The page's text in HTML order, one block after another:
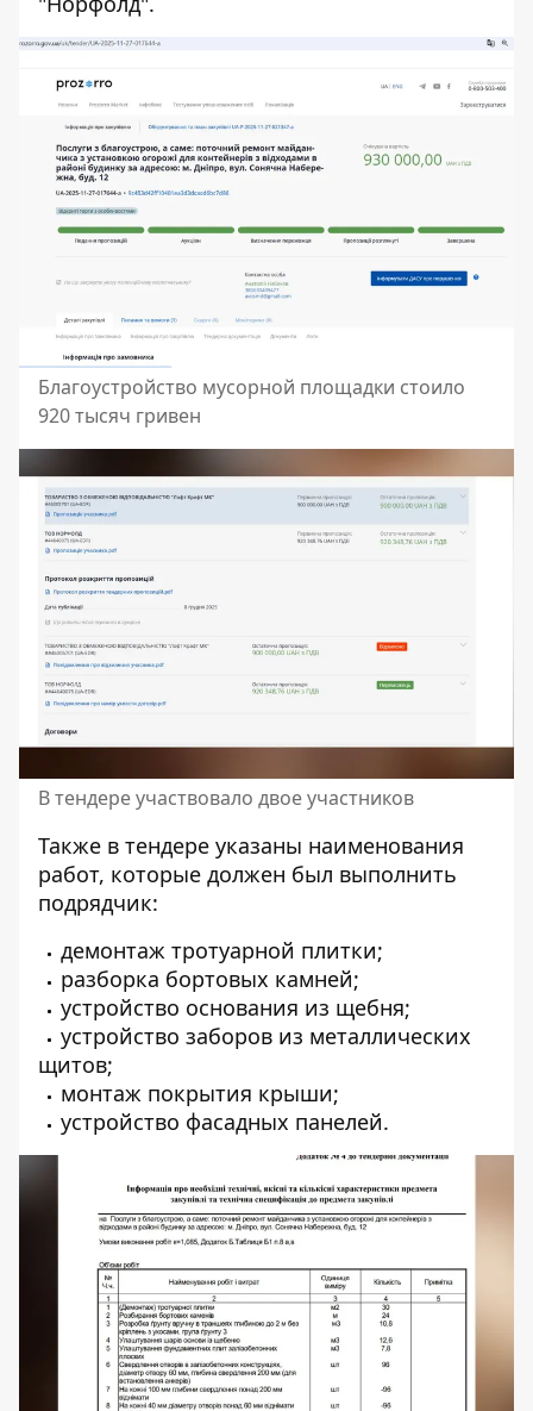
Благоустройство мусорной площадки стоило
920 тысяч гривен
В тендере участвовало двое участников
Также в тендере указаны наименования
работ, которые должен был выполнить
подрядчик:
демонтаж тротуарной плитки;
разборка бортовых камней;
устройство основания из щебня;
устройство заборов из металлических
щитов;
монтаж покрытия крыши;
устройство фасадных панелей.